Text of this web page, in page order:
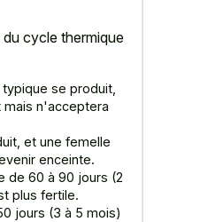
cycle thermique
se produit,
n'acceptera
et une femelle
enceinte.
de 60 à 90 jours (2
plus fertile.
jours (3 à 5 mois)